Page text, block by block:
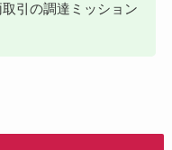
引の調達ミッション